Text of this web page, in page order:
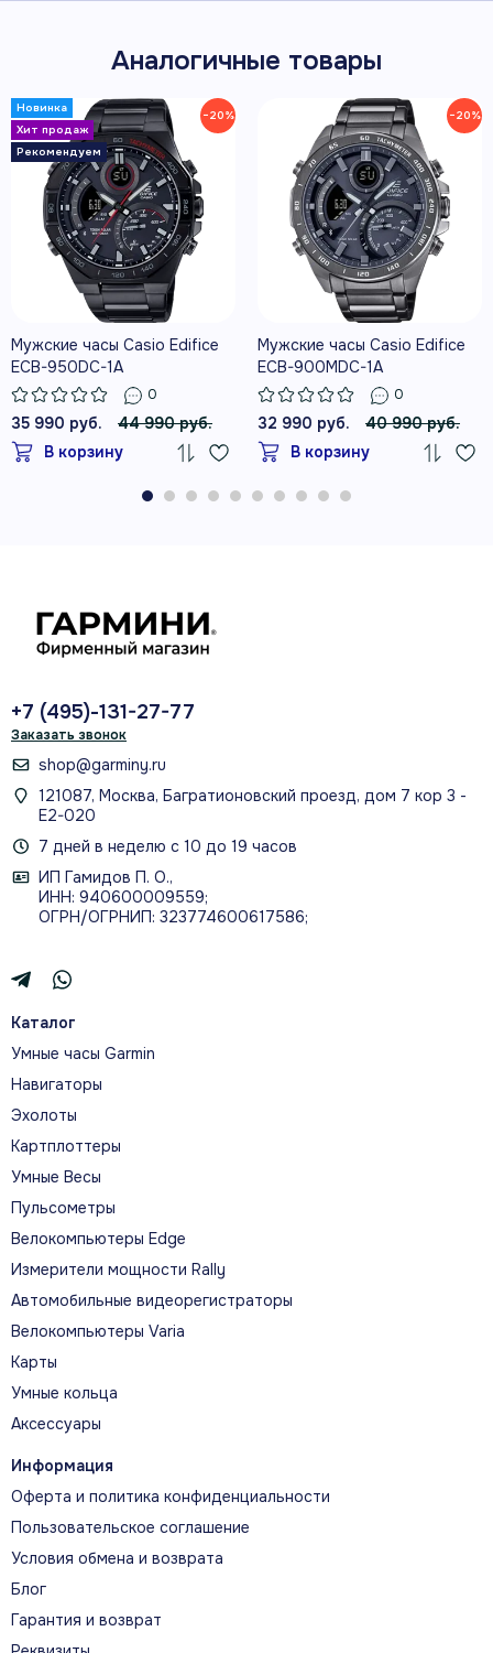
Аналогичные товары
−20%
Мужские часы Casio Edifice
ECB-950DC-1A
0
35 990 руб.
44 990 руб.
В корзину
−20%
Мужские часы Casio Edifice
ECB-900MDC-1A
0
32 990 руб.
40 990 руб.
В корзину
+7 (495)-131-27-77
Заказать звонок
shop@garminy.ru
121087, Москва, Багратионовский проезд, дом 7 кор 3 -
Е2-020
7 дней в неделю с 10 до 19 часов
ИП Гамидов П. О.,
ИНН: 940600009559;
ОГРН/ОГРНИП: 323774600617586;
Каталог
Умные часы Garmin
Навигаторы
Эхолоты
Картплоттеры
Умные Весы
Пульсометры
Велокомпьютеры Edge
Измерители мощности Rally
Автомобильные видеорегистраторы
Велокомпьютеры Varia
Карты
Умные кольца
Аксессуары
Информация
Оферта и политика конфиденциальности
Пользовательское соглашение
Условия обмена и возврата
Блог
Гарантия и возврат